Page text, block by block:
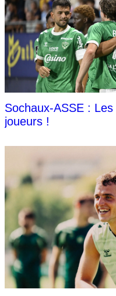
Sochaux-ASSE :
joueurs !